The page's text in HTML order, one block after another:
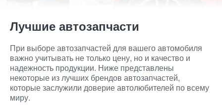
Лучшие автозапчасти
При выборе автозапчастей для вашего автомобиля
важно учитывать не только цену, но и качество и
надежность продукции. Ниже представлены
некоторые из лучших брендов автозапчастей,
которые заслужили доверие автолюбителей по всему
миру.